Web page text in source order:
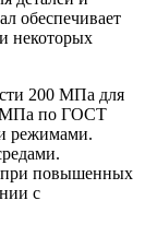
обеспечивает
некоторых
200 МПа для
МПа по ГОСТ
режимами.
при повышенных
с